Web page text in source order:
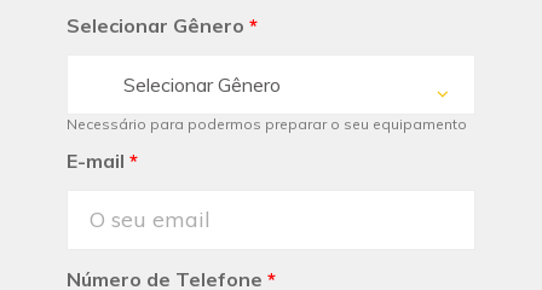
Selecionar Gênero *
Selecionar Gênero
Necessário para podermos preparar o seu equipamento
E-mail *
Número de Telefone *